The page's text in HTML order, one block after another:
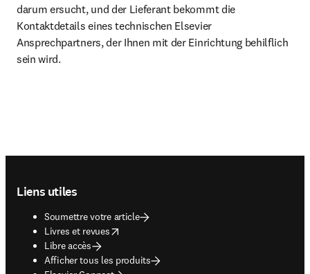
darum ersucht, und der Lieferant bekommt die
Kontaktdetails eines technischen Elsevier
Ansprechpartners, der Ihnen mit der Einrichtung behilflich
sein wird.
Liens utiles
Soumettre votre article
Livres et revues
opens in new tab/window
Libre accès
Afficher tous les produits